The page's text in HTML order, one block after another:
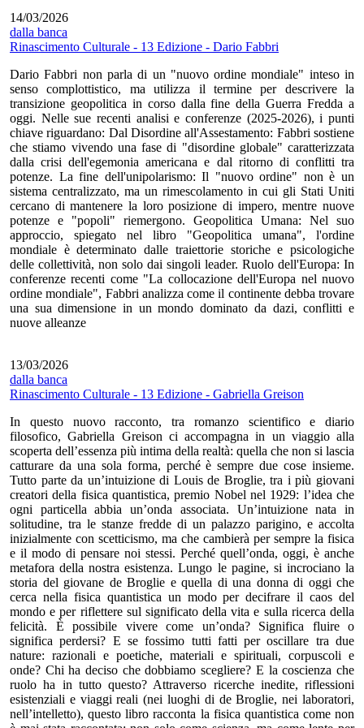
14/03/2026
dalla banca
Rinascimento Culturale - 13 Edizione - Dario Fabbri
Dario Fabbri non parla di un "nuovo ordine mondiale" inteso in
senso complottistico, ma utilizza il termine per descrivere la
transizione geopolitica in corso dalla fine della Guerra Fredda a
oggi. Nelle sue recenti analisi e conferenze (2025-2026), i punti
chiave riguardano: Dal Disordine all'Assestamento: Fabbri sostiene
che stiamo vivendo una fase di "disordine globale" caratterizzata
dalla crisi dell'egemonia americana e dal ritorno di conflitti tra
potenze. La fine dell'unipolarismo: Il "nuovo ordine" non è un
sistema centralizzato, ma un rimescolamento in cui gli Stati Uniti
cercano di mantenere la loro posizione di impero, mentre nuove
potenze e "popoli" riemergono. Geopolitica Umana: Nel suo
approccio, spiegato nel libro "Geopolitica umana", l'ordine
mondiale è determinato dalle traiettorie storiche e psicologiche
delle collettività, non solo dai singoli leader. Ruolo dell'Europa: In
conferenze recenti come "La collocazione dell'Europa nel nuovo
ordine mondiale", Fabbri analizza come il continente debba trovare
una sua dimensione in un mondo dominato da dazi, conflitti e
nuove alleanze
13/03/2026
dalla banca
Rinascimento Culturale - 13 Edizione - Gabriella Greison
In questo nuovo racconto, tra romanzo scientifico e diario
filosofico, Gabriella Greison ci accompagna in un viaggio alla
scoperta dell’essenza più intima della realtà: quella che non si lascia
catturare da una sola forma, perché è sempre due cose insieme.
Tutto parte da un’intuizione di Louis de Broglie, tra i più giovani
creatori della fisica quantistica, premio Nobel nel 1929: l’idea che
ogni particella abbia un’onda associata. Un’intuizione nata in
solitudine, tra le stanze fredde di un palazzo parigino, e accolta
inizialmente con scetticismo, ma che cambierà per sempre la fisica
e il modo di pensare noi stessi. Perché quell’onda, oggi, è anche
metafora della nostra esistenza. Lungo le pagine, si incrociano la
storia del giovane de Broglie e quella di una donna di oggi che
cerca nella fisica quantistica un modo per decifrare il caos del
mondo e per riflettere sul significato della vita e sulla ricerca della
felicità. È possibile vivere come un’onda? Significa fluire o
significa perdersi? E se fossimo tutti fatti per oscillare tra due
nature: razionali e poetiche, materiali e spirituali, corpuscoli e
onde? Chi ha deciso che dobbiamo scegliere? E la coscienza che
ruolo ha in tutto questo? Attraverso ricerche inedite, riflessioni
esistenziali e viaggi reali (nei luoghi di de Broglie, nei laboratori,
nell’intelletto), questo libro racconta la fisica quantistica come non